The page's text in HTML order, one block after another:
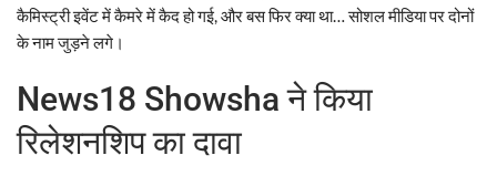
कैमिस्ट्री इवेंट में कैमरे में कैद हो गई, और बस फिर क्या था… सोशल मीडिया पर दोनों
के नाम जुड़ने लगे।
News18 Showsha ने किया
रिलेशनशिप का दावा